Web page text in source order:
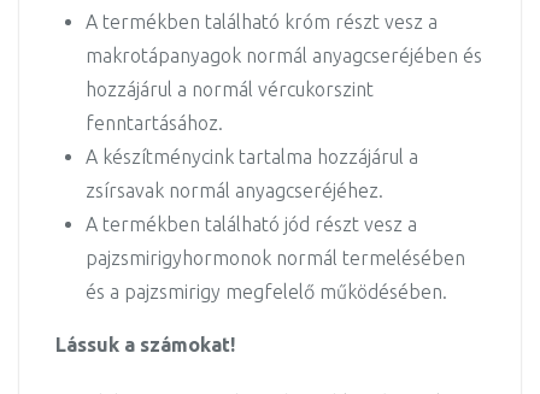
A termékben található króm részt vesz a
makrotápanyagok normál anyagcseréjében és
hozzájárul a normál vércukorszint
fenntartásához.
A készítménycink tartalma hozzájárul a
zsírsavak normál anyagcseréjéhez.
A termékben található jód részt vesz a
pajzsmirigyhormonok normál termelésében
és a pajzsmirigy megfelelő működésében.
Lássuk a számokat!